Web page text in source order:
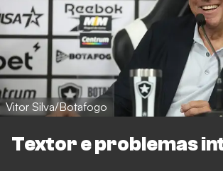
Vitor Silva/Botafogo
Textor e problemas